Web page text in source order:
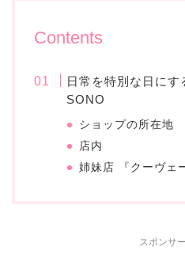
Contents
日常を特別な日に
SONO
ショップの所在地
店内
姉妹店 『クーヴェ
スポンサ